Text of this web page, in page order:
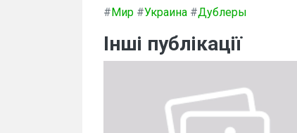
#Мир #Украина #Дублеры
Інші публікації